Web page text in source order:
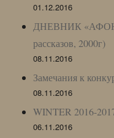
01.12.2016
ДНЕВНИК
рассказов, 2000г)
08.11.2016
Замечания к
08.11.2016
WINTER 2016-
06.11.2016